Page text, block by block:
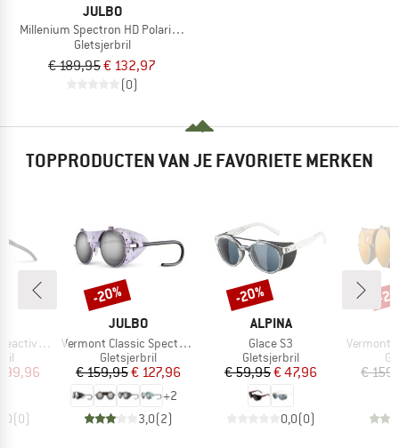
JULBO
Millenium Spectron HD Polarized S3 (VLT 12%)
Gletsjerbril
€ 189,95€ 132,97
(0)
TOPPRODUCTEN VAN JE FAVORIETE MERKEN
(VLT 4-86%)
prijs
(0)
MERK
JULBO
Artikel
Vermont Classic Spectron S4
Productgroep
Gletsjerbril
Prijs
€ 159,95Verlaagde prijs
€ 127,96
+2
3,0(2)
Korting
-20%
MERK
ALPINA
Artikel
Glace S3
Productgroep
Gletsjerbril
Prijs
€ 59,95Verlaagde prijs
€ 47,96
0,0(0)
Korting
-20%
Artikel
Vermont
€
-